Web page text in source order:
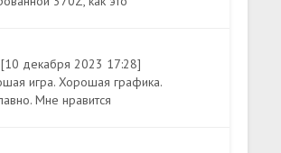
[10 декабря 2023 17:28]
игра. Хорошая графика.
Мне нравится